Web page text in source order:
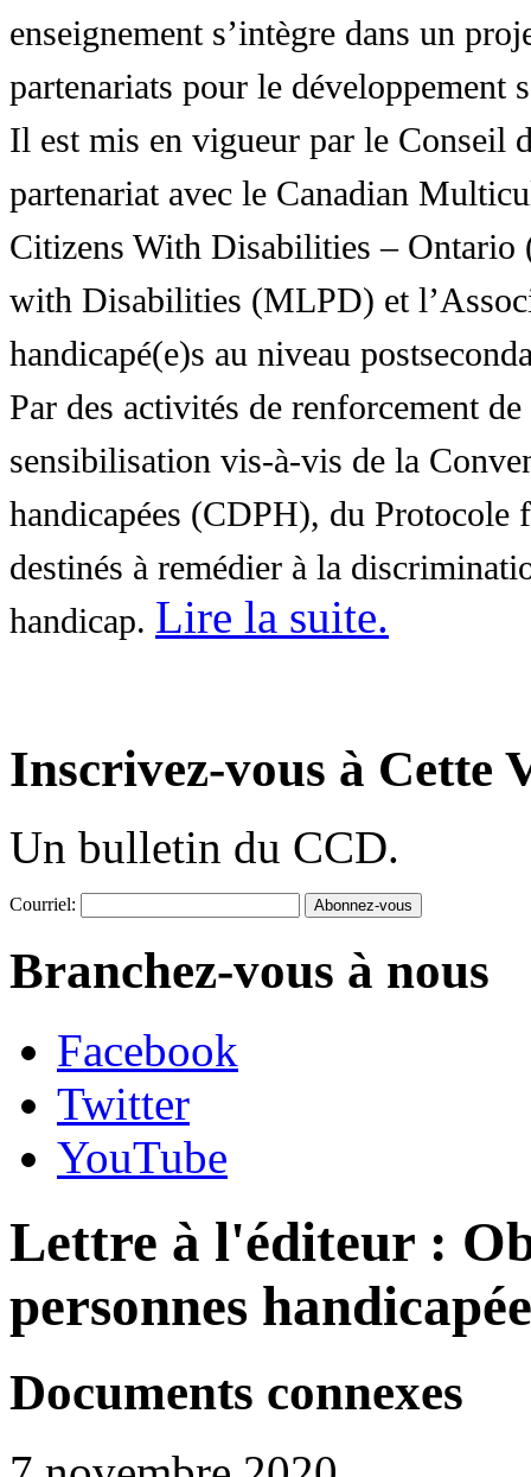
enseignement s’intègre dans un
partenariats pour le développement
Il est mis en vigueur par le Conseil
partenariat avec le Canadian
Citizens With Disabilities – Ontario
with Disabilities (MLPD) et
handicapé(e)s au niveau
Par des activités de renforcement
sensibilisation vis-à-vis de la
handicapées (CDPH), du Protocole
destinés à remédier à la
handicap. Lire la suite.
Inscrivez-vous à Cette
Un bulletin du CCD.
Courriel:
Branchez-vous à nous
Facebook
Twitter
YouTube
Lettre à l'éditeur :
personnes
Documents connexes